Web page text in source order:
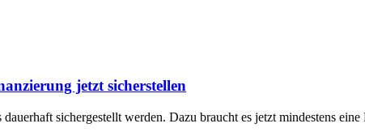
jetzt sicherstellen
sichergestellt werden. Dazu braucht es jetzt mindestens